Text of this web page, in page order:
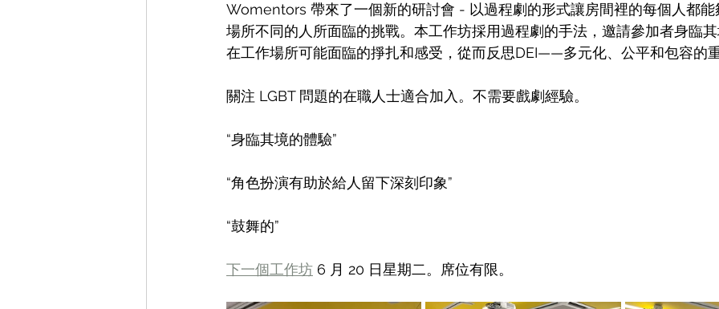
Womentors 帶來了一個新的研討會 - 以過程劇的形式讓房間裡的每個人都能
場所不同的人所面臨的挑戰。本工作坊採用過程劇的手法，邀請參加者身臨
在工作場所可能面臨的掙扎和感受，從而反思DEI——多元化、公平和包容的
關注 LGBT 問題的在職人士適合加入。不需要戲劇經驗。
“身臨其境的體驗”
“角色扮演有助於給人留下深刻印象”
“鼓舞的”
下一個工作坊 6 月 20 日星期二。席位有限。